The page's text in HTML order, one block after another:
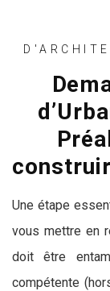
Une étape
vous mettre en
doit être
compétente